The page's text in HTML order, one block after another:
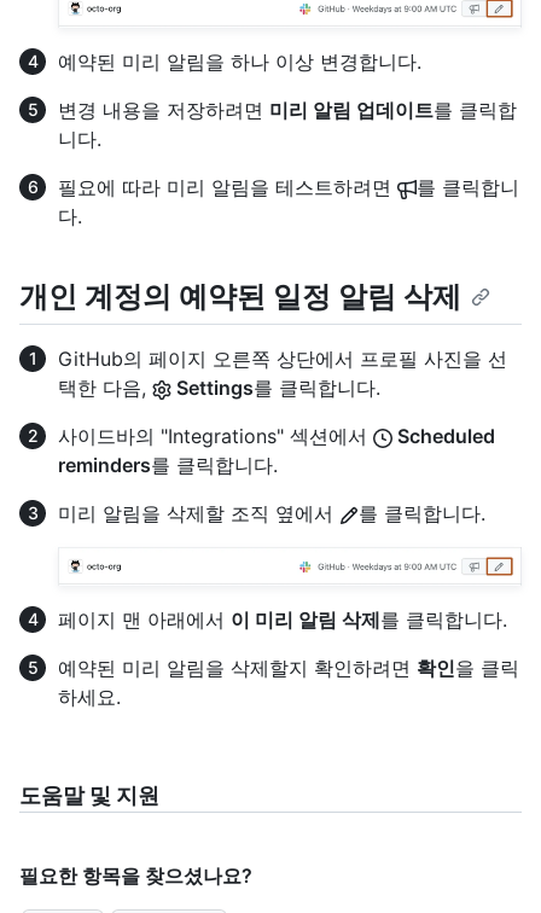
예약된 미리 알림을 하나 이상 변경합니다.
변경 내용을 저장하려면 미리 알림 업데이트를 클릭합
니다.
필요에 따라 미리 알림을 테스트하려면
를 클릭합니
다.
개인 계정의 예약된 일정 알림 삭제
GitHub의 페이지 오른쪽 상단에서 프로필 사진을 선
택한 다음,
Settings를 클릭합니다.
사이드바의 "Integrations" 섹션에서
Scheduled
reminders를 클릭합니다.
미리 알림을 삭제할 조직 옆에서
를 클릭합니다.
페이지 맨 아래에서 이 미리 알림 삭제를 클릭합니다.
예약된 미리 알림을 삭제할지 확인하려면 확인을 클릭
하세요.
도움말 및 지원
필요한 항목을 찾으셨나요?